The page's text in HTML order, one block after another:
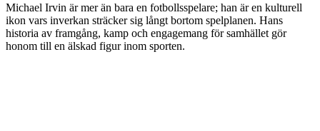
Michael Irvin är mer än bara en fotbollsspelare; han är en kulturell
ikon vars inverkan sträcker sig långt bortom spelplanen. Hans
historia av framgång, kamp och engagemang för samhället gör
honom till en älskad figur inom sporten.